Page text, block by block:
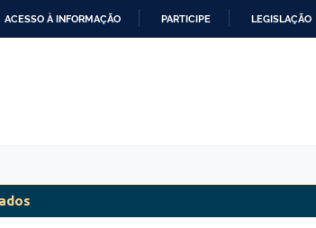
ACESSO À INFORMAÇÃO PARTICIPE LEGISLAÇÃO